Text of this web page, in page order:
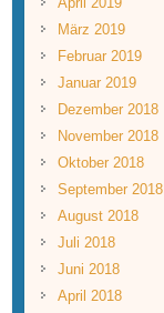
März 2019
Februar 2019
Januar 2019
Dezember 2018
November 2018
Oktober 2018
September 2018
August 2018
Juli 2018
Juni 2018
April 2018